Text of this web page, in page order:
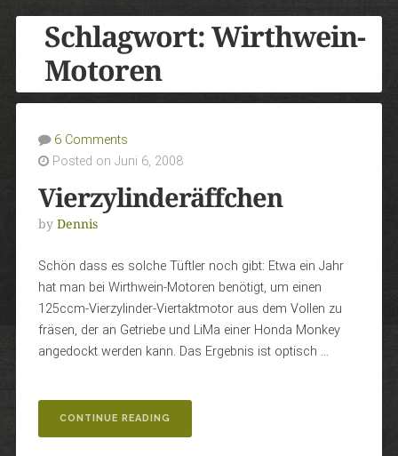
Schlagwort: Wirthwein-
Motoren
6 Comments
Posted on Juni 6, 2008
Vierzylinderäffchen
by Dennis
Schön dass es solche Tüftler noch gibt: Etwa ein Jahr
hat man bei Wirthwein-Motoren benötigt, um einen
125ccm-Vierzylinder-Viertaktmotor aus dem Vollen zu
fräsen, der an Getriebe und LiMa einer Honda Monkey
angedockt werden kann. Das Ergebnis ist optisch …
CONTINUE READING